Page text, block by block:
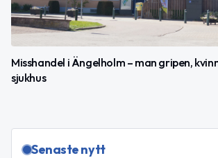
Misshandel i Ängelholm – man gripen,
sjukhus
Senaste nytt